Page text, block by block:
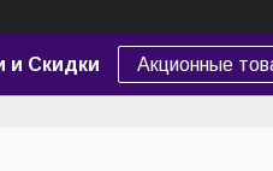
и Скидки Акционные